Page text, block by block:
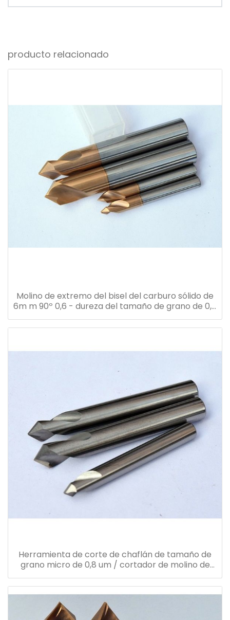
producto relacionado
Molino de extremo del bisel del carburo sólido de
6m m 90º 0,6 - dureza del tamaño de grano de 0,8
Herramienta de corte de chaflán de tamaño de
grano micro de 0,8 um / cortador de molino de